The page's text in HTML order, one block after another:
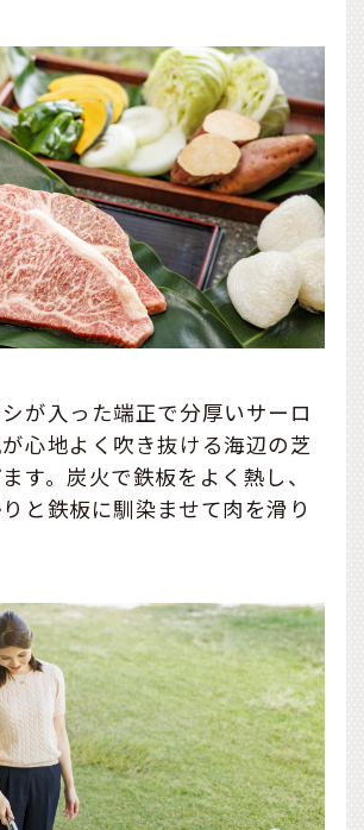
が入った端正で分厚いサーロ
心地よく吹き抜ける海辺の芝
す。炭火で鉄板をよく熱し、
と鉄板に馴染ませて肉を滑り